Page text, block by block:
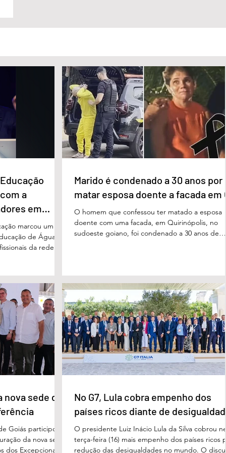
a
em
marcou um
de Águas
da rede
das futuras
municipal
destacou que o
aos
um
Marido é condenado a 30 anos por
matar esposa doente a facada em
O homem que confessou ter matado a esposa
doente com uma facada, em Quirinópolis, no
sudoeste goiano, foi condenado a 30 anos de
Acidente Vascular Cerebral (AVC) e estava em
condição de fragilidade física. De acordo com o
processo, Cléria foi morta com um único golpe
faca no pescoço, enquanto estava no quarto
repousando, desferido pelo
sede da
Goiás participou,
da nova sede
dos Excepcionais,
No G7, Lula cobra empenho dos
países ricos diante de
O presidente Luiz Inácio Lula da Silva cobrou
terça-feira (16) mais empenho dos países ricos
redução das desigualdades no mundo. O